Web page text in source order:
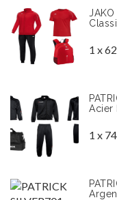
1 x
Acier
1 x